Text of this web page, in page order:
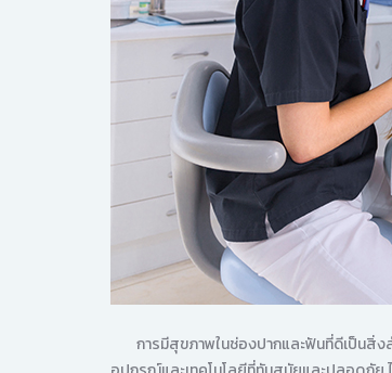
การมีสุขภาพในช่องปากและฟันที่ดีเป็นสิ่งส